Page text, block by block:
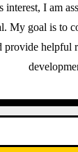
interest, I am
My goal is to
provide helpful